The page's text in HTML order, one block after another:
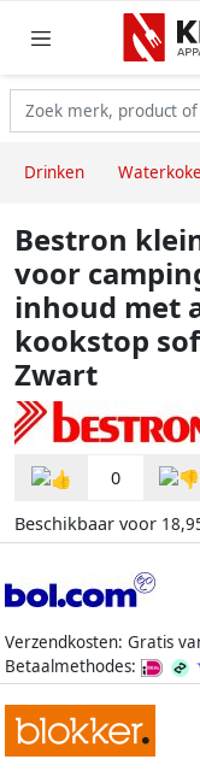
Drinken
Bestron
voor
inhoud met
kookstop
Zwart
0
Beschikbaar voor
Verzendkosten: Gratis
Betaalmethodes: